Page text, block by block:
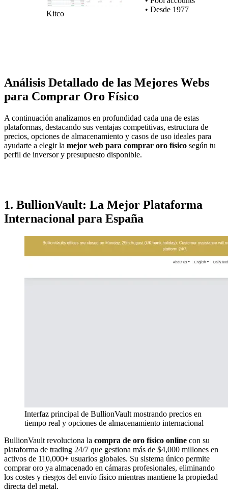
Kitco
• Desde 1977
Análisis Detallado de las Mejores Webs
para Comprar Oro Físico
A continuación analizamos en profundidad cada una de estas
plataformas, destacando sus ventajas competitivas, estructura de
precios, opciones de almacenamiento y casos de uso ideales para
ayudarte a elegir la mejor web para comprar oro físico según tu
perfil de inversor y presupuesto disponible.
1. BullionVault: La Mejor Plataforma
Internacional para España
Interfaz principal de BullionVault mostrando precios en
tiempo real y opciones de almacenamiento internacional
BullionVault revoluciona la compra de oro físico online con su
plataforma de trading 24/7 que gestiona más de $4,000 millones en
activos de 110,000+ usuarios globales. Su sistema único permite
comprar oro ya almacenado en cámaras profesionales, eliminando
los costes y riesgos del envío físico mientras mantiene la propiedad
directa del metal.